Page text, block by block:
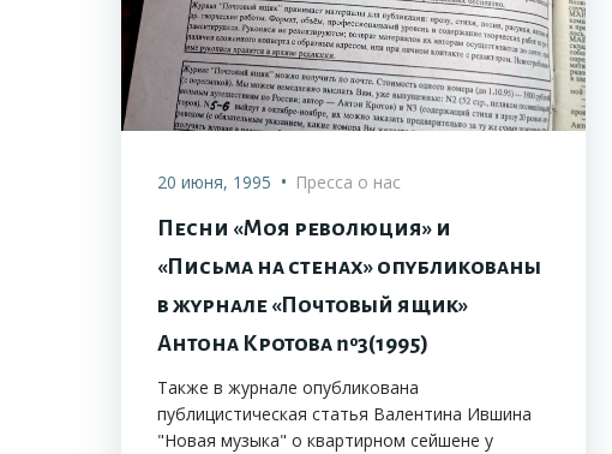
20 июня, 1995 • Пресса о нас
Песни «Моя революция» и
«Письма на стенах» опубликованы
в журнале «Почтовый ящик»
Антона Кротова №3(1995)
Также в журнале опубликована
публицистическая статья Валентина Ившина
"Новая музыка" о квартирном сейшене у